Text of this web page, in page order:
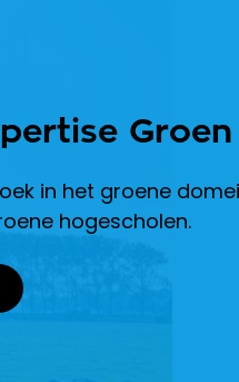
Groen
in het groene
hogescholen.